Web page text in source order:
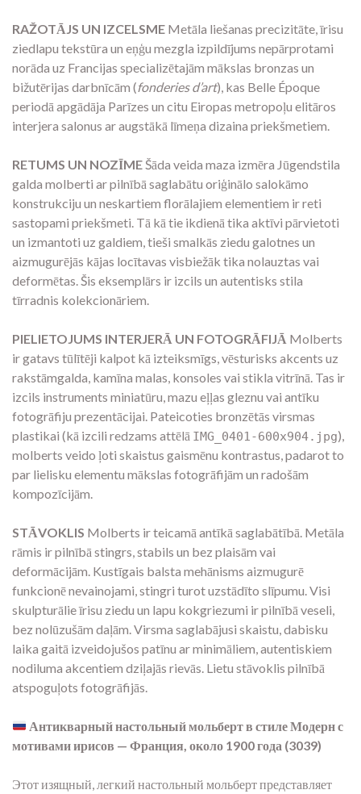
RAŽOTĀJS UN IZCELSME Metāla liešanas precizitāte, īrisu
ziedlapu tekstūra un eņģu mezgla izpildījums nepārprotami
norāda uz Francijas specializētajām mākslas bronzas un
bižutērijas darbnīcām (fonderies d’art), kas Belle Époque
periodā apgādāja Parīzes un citu Eiropas metropoļu elitāros
interjera salonus ar augstākā līmeņa dizaina priekšmetiem.
RETUMS UN NOZĪME Šāda veida maza izmēra Jūgendstila
galda molberti ar pilnībā saglabātu oriģinālo salokāmo
konstrukciju un neskartiem florālajiem elementiem ir reti
sastopami priekšmeti. Tā kā tie ikdienā tika aktīvi pārvietoti
un izmantoti uz galdiem, tieši smalkās ziedu galotnes un
aizmugurējās kājas locītavas visbiežāk tika nolauztas vai
deformētas. Šis eksemplārs ir izcils un autentisks stila
tīrradnis kolekcionāriem.
PIELIETOJUMS INTERJERĀ UN FOTOGRĀFIJĀ Molberts
ir gatavs tūlītēji kalpot kā izteiksmīgs, vēsturisks akcents uz
rakstāmgalda, kamīna malas, konsoles vai stikla vitrīnā. Tas ir
izcils instruments miniatūru, mazu eļļas gleznu vai antīku
fotogrāfiju prezentācijai. Pateicoties bronzētās virsmas
plastikai (kā izcili redzams attēlā IMG_0401-600x904.jpg),
molberts veido ļoti skaistus gaismēnu kontrastus, padarot to
par lielisku elementu mākslas fotogrāfijām un radošām
kompozīcijām.
STĀVOKLIS Molberts ir teicamā antīkā saglabātībā. Metāla
rāmis ir pilnībā stingrs, stabils un bez plaisām vai
deformācijām. Kustīgais balsta mehānisms aizmugurē
funkcionē nevainojami, stingri turot uzstādīto slīpumu. Visi
skulpturālie īrisu ziedu un lapu kokgriezumi ir pilnībā veseli,
bez nolūzušām daļām. Virsma saglabājusi skaistu, dabisku
laika gaitā izveidojušos patīnu ar minimāliem, autentiskiem
nodiluma akcentiem dziļajās rievās. Lietu stāvoklis pilnībā
atspoguļots fotogrāfijās.
Антикварный настольный мольберт в стиле Модерн с
мотивами ирисов — Франция, около 1900 года (3039)
Этот изящный, легкий настольный мольберт представляет